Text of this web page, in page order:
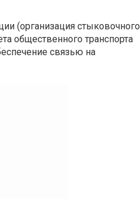
(организация стыковочного
общественного транспорта
связью на